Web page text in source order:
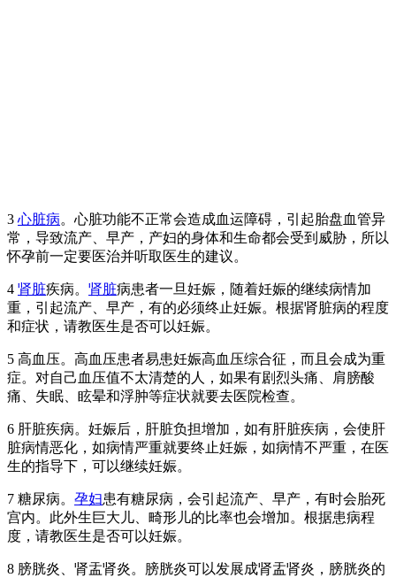
3 心脏病。心脏功能不正常会造成血运障碍，引起胎盘血管异
常，导致流产、早产，产妇的身体和生命都会受到威胁，所以
怀孕前一定要医治并听取医生的建议。
4 肾脏疾病。 肾脏病患者一旦妊娠，随着妊娠的继续病情加
重，引起流产、早产，有的必须终止妊娠。根据肾脏病的程度
和症状，请教医生是否可以妊娠。
5 高血压。高血压患者易患妊娠高血压综合征，而且会成为重
症。对自己血压值不太清楚的人，如果有剧烈头痛、肩膀酸
痛、失眠、眩晕和浮肿等症状就要去医院检查。
6 肝脏疾病。妊娠后，肝脏负担增加，如有肝脏疾病，会使肝
脏病情恶化，如病情严重就要终止妊娠，如病情不严重，在医
生的指导下，可以继续妊娠。
7 糖尿病。 孕妇患有糖尿病，会引起流产、早产，有时会胎死
宫内。此外生巨大儿、畸形儿的比率也会增加。根据患病程
度，请教医生是否可以妊娠。
8 膀胱炎、肾盂肾炎。膀胱炎可以发展成肾盂肾炎，膀胱炎的